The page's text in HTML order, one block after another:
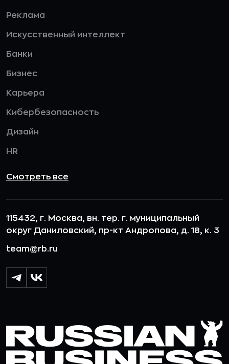
Реклама
Искусственный интеллект
Банки
Бизнес
Карьера
Кибербезопасность
Дизайн
HR
Смотреть все
115432, г. Москва, вн. тер. г. муниципальный
округ Даниловский, пр-кт Андропова, д. 18, к. 3
team@rb.ru